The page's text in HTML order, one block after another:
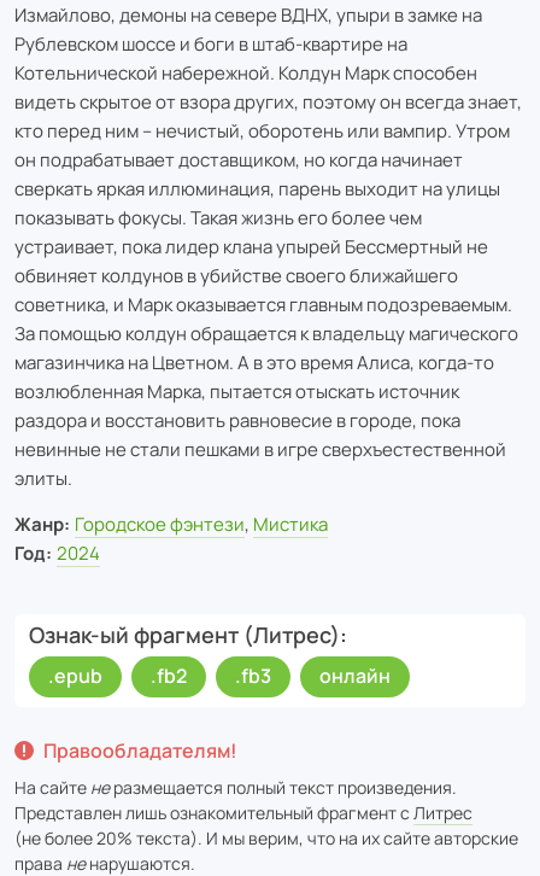
Измайлово, демоны на севере ВДНХ, упыри в замке на
Рублевском шоссе и боги в штаб-квартире на
Котельнической набережной. Колдун Марк способен
видеть скрытое от взора других, поэтому он всегда знает,
кто перед ним – нечистый, оборотень или вампир. Утром
он подрабатывает доставщиком, но когда начинает
сверкать яркая иллюминация, парень выходит на улицы
показывать фокусы. Такая жизнь его более чем
устраивает, пока лидер клана упырей Бессмертный не
обвиняет колдунов в убийстве своего ближайшего
советника, и Марк оказывается главным подозреваемым.
За помощью колдун обращается к владельцу магического
магазинчика на Цветном. А в это время Алиса, когда-то
возлюбленная Марка, пытается отыскать источник
раздора и восстановить равновесие в городе, пока
невинные не стали пешками в игре сверхъестественной
элиты.
Жанр: Городское фэнтези, Мистика
Год: 2024
Ознак-ый фрагмент (Литрес)
.epub .fb2 .fb3 онлайн
Правообладателям!
На сайте неразмещается полный текст произведения.
Представлен лишь ознакомительный фрагмент с Литрес
(не более 20% текста). И мы верим, что на их сайте авторские
права ненарушаются.